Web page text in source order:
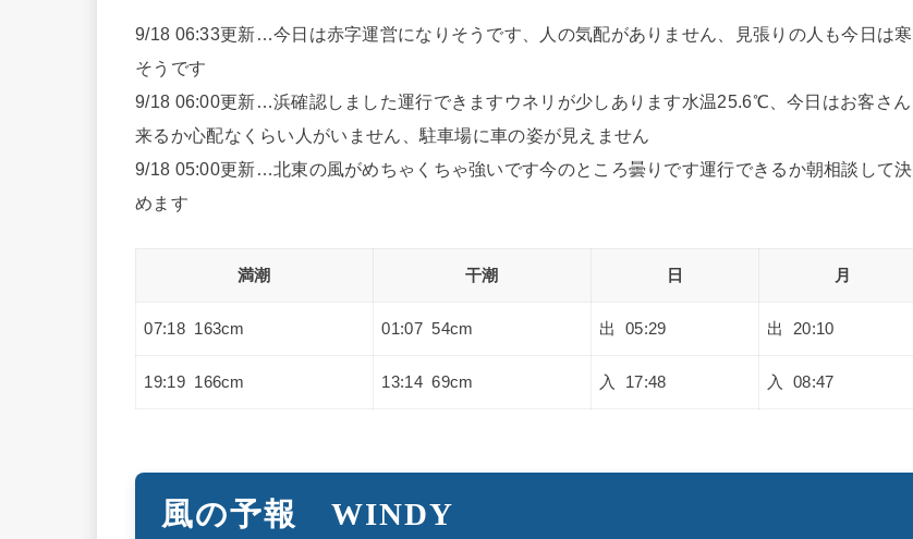
9/18 06:33更新…今日は赤字運営になりそうです、人の気配がありません、見張りの人も今日は寒
そうです
9/18 06:00更新…浜確認しました運行できますウネリが少しあります水温25.6℃、今日はお客さん
来るか心配なくらい人がいません、駐車場に車の姿が見えません
9/18 05:00更新…北東の風がめちゃくちゃ強いです今のところ曇りです運行できるか朝相談して決
めます
満潮 干潮 日 月
07:18 163cm 01:07 54cm 出 05:29 出 20:10
19:19 166cm 13:14 69cm 入 17:48 入 08:47
風の予報 WINDY